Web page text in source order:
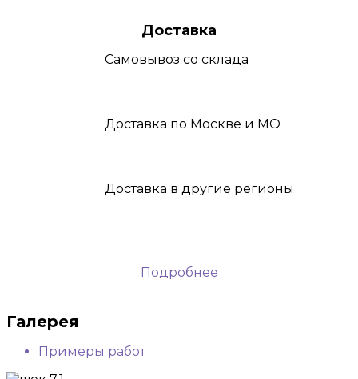
Доставка
Самовывоз со склада
Доставка по Москве и МО
Доставка в другие регионы
Подробнее
Галерея
Примеры работ